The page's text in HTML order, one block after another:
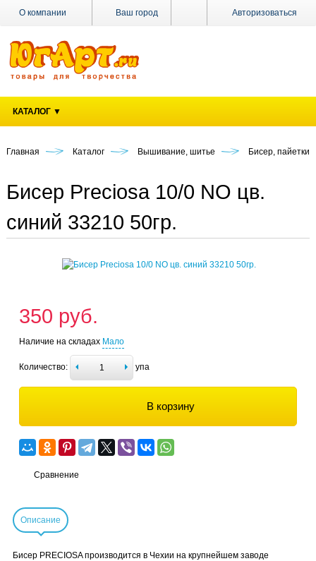
Ваш город Авторизоваться
О компании
Оплата
Наши
магазины
Новости
Контакты
КАТАЛОГ ▼
Главная Каталог Вышивание, шитье Бисер, пайетки
Бисер Preciosa 10/0 NO цв.
синий 33210 50гр.
350 руб.
Наличие на складах Мало
Количество: упа
В корзину
Сравнение
Описание
Бисер PRECIOSA производится в Чехии на крупнейшем заводе